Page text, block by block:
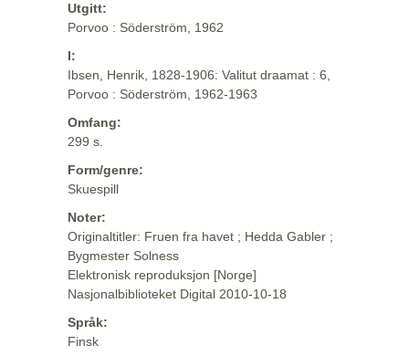
Utgitt:
Porvoo : Söderström, 1962
I:
Ibsen, Henrik, 1828-1906: Valitut draamat : 6,
Porvoo : Söderström, 1962-1963
Omfang:
299 s.
Form/genre:
Skuespill
Noter:
Originaltitler: Fruen fra havet ; Hedda Gabler ;
Bygmester Solness
Elektronisk reproduksjon [Norge]
Nasjonalbiblioteket Digital 2010-10-18
Språk:
Finsk